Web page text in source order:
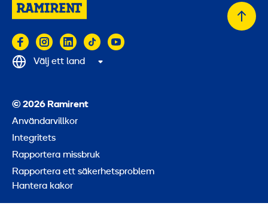
© 2026 Ramirent
Användarvillkor
Integritets
Rapportera missbruk
Rapportera ett säkerhetsproblem
Hantera kakor
Välj ett land